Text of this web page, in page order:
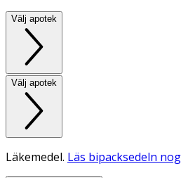
Välj apotek
Välj apotek
Läkemedel. Läs bipacksedeln